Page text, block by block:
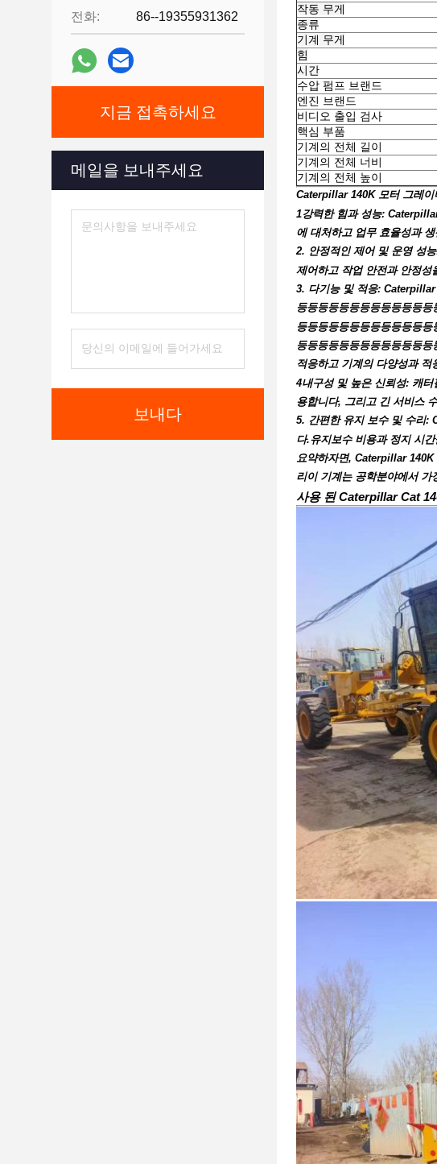
전화: 86--19355931362
지금 접촉하세요
메일을 보내주세요
보내다
작동 무게
종류
기계 무게
힘
시간
수압 펌프 브랜드
엔진 브랜드
비디오 출입 검사
핵심 부품
기계의 전체 길이
기계의 전체 너비
기계의 전체 높이
Caterpillar 140K 모터 그레
1강력한 힘과 성능:
에 대처하고 업무 효율성과
2. 안정적인 제어 및 운영 성
제어하고 작업 안전과 안정성
3. 다기능 및 적응: Caterpillar
등등등등등등등등등등등등
등등등등등등등등등등등등
등등등등등등등등등등등등
적응하고 기계의 다양성과 적
4내구성 및 높은 신뢰성: 캐
용합니다, 그리고 긴 서비스
5. 간편한 유지 보수 및 수리:
다.유지보수 비용과 정지 시
요약하자면, Caterpillar
리이 기계는 공학분야에서 가
사용 된 Caterpillar Cat